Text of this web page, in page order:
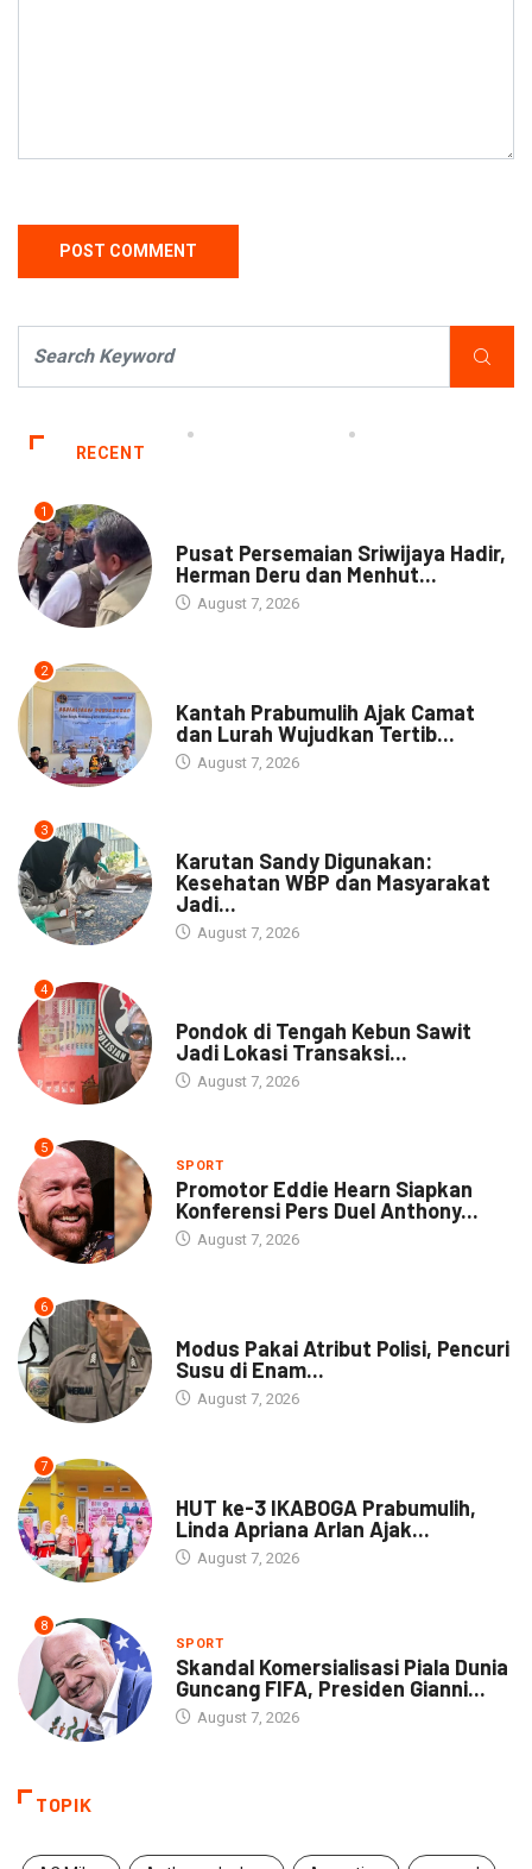
RECENT
1
Pusat Persemaian Sriwijaya Hadir,
Herman Deru dan Menhut...
August 7, 2026
2
Kantah Prabumulih Ajak Camat
dan Lurah Wujudkan Tertib...
August 7, 2026
3
Karutan Sandy Digunakan:
Kesehatan WBP dan Masyarakat
Jadi...
August 7, 2026
4
Pondok di Tengah Kebun Sawit
Jadi Lokasi Transaksi...
August 7, 2026
5
SPORT
Promotor Eddie Hearn Siapkan
Konferensi Pers Duel Anthony...
August 7, 2026
6
Modus Pakai Atribut Polisi, Pencuri
Susu di Enam...
August 7, 2026
7
HUT ke-3 IKABOGA Prabumulih,
Linda Apriana Arlan Ajak...
August 7, 2026
8
SPORT
Skandal Komersialisasi Piala Dunia
Guncang FIFA, Presiden Gianni...
August 7, 2026
TOPIK